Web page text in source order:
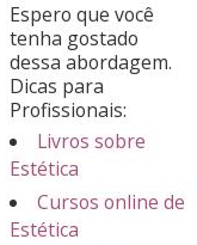
Espero que você
tenha gostado
dessa abordagem.
Dicas para
Profissionais:
Livros sobre
Estética
Cursos online de
Estética